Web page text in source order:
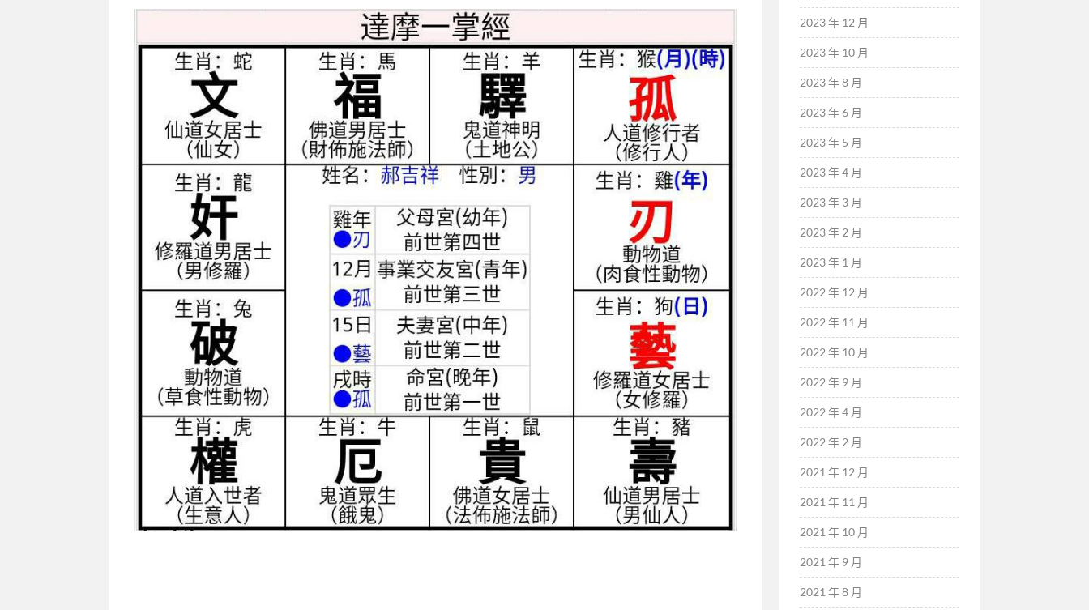
2023 年 12 月
2023 年 10 月
2023 年 8 月
2023 年 6 月
2023 年 5 月
2023 年 4 月
2023 年 3 月
2023 年 2 月
2023 年 1 月
2022 年 12 月
2022 年 11 月
2022 年 10 月
2022 年 9 月
2022 年 4 月
2022 年 2 月
2021 年 12 月
2021 年 11 月
2021 年 10 月
2021 年 9 月
2021 年 8 月